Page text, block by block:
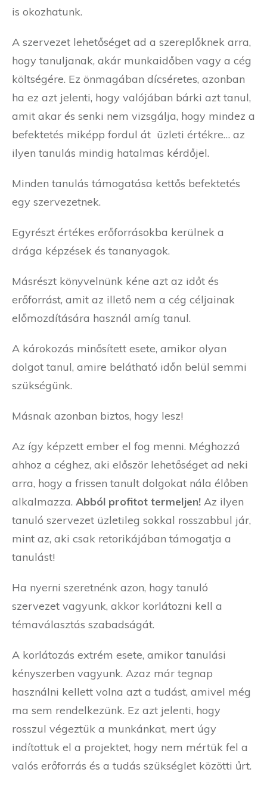
is okozhatunk.
A szervezet lehetőséget ad a szereplőknek arra,
hogy tanuljanak, akár munkaidőben vagy a cég
költségére. Ez önmagában dícséretes, azonban
ha ez azt jelenti, hogy valójában bárki azt tanul,
amit akar és senki nem vizsgálja, hogy mindez a
befektetés miképp fordul át üzleti értékre… az
ilyen tanulás mindig hatalmas kérdőjel.
Minden tanulás támogatása kettős befektetés
egy szervezetnek.
Egyrészt értékes erőforrásokba kerülnek a
drága képzések és tananyagok.
Másrészt könyvelnünk kéne azt az időt és
erőforrást, amit az illető nem a cég céljainak
előmozdítására használ amíg tanul.
A károkozás minősített esete, amikor olyan
dolgot tanul, amire belátható időn belül semmi
szükségünk.
Másnak azonban biztos, hogy lesz!
Az így képzett ember el fog menni. Méghozzá
ahhoz a céghez, aki először lehetőséget ad neki
arra, hogy a frissen tanult dolgokat nála élőben
alkalmazza. Abból profitot termeljen! Az ilyen
tanuló szervezet üzletileg sokkal rosszabbul jár,
mint az, aki csak retorikájában támogatja a
tanulást!
Ha nyerni szeretnénk azon, hogy tanuló
szervezet vagyunk, akkor korlátozni kell a
témaválasztás szabadságát.
A korlátozás extrém esete, amikor tanulási
kényszerben vagyunk. Azaz már tegnap
használni kellett volna azt a tudást, amivel még
ma sem rendelkezünk. Ez azt jelenti, hogy
rosszul végeztük a munkánkat, mert úgy
indítottuk el a projektet, hogy nem mértük fel a
valós erőforrás és a tudás szükséglet közötti űrt.